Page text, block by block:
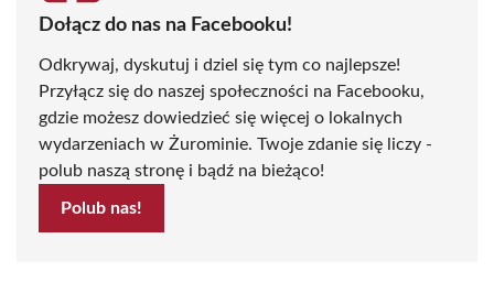
Dołącz do nas na Facebooku!
Odkrywaj, dyskutuj i dziel się tym co najlepsze!
Przyłącz się do naszej społeczności na Facebooku,
gdzie możesz dowiedzieć się więcej o lokalnych
wydarzeniach w Żurominie. Twoje zdanie się liczy -
polub naszą stronę i bądź na bieżąco!
Polub nas!